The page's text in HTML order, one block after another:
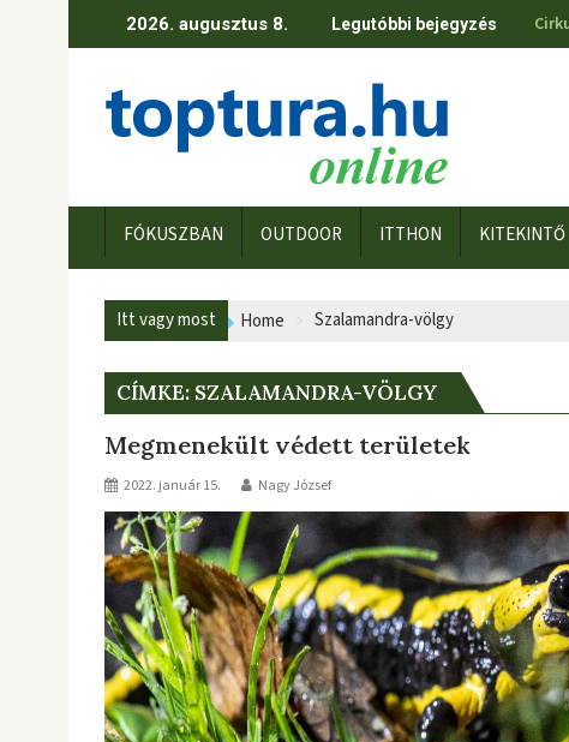
2026. augusztus 8. Legutóbbi bejegyzés
FÓKUSZBAN OUTDOOR ITTHON KITEKINTŐ
Itt vagy most Home Szalamandra-völgy
CÍMKE: SZALAMANDRA-VÖLGY
Megmenekült védett területek
2022. január 15. Nagy József